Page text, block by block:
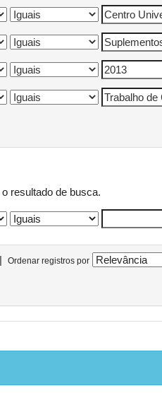
resultado de busca.
| Ordenar registros por